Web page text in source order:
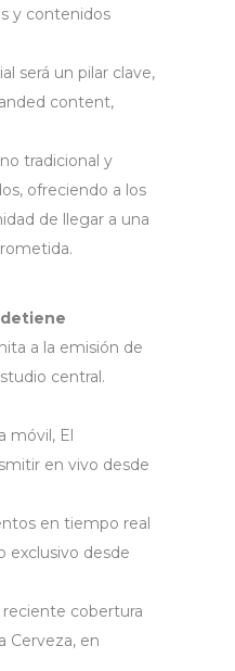
y contenidos
será un pilar clave,
content,
tradicional y
ofreciendo a los
de llegar a una
a la emisión de
central.
móvil, El
en vivo desde
en tiempo real
exclusivo desde
cobertura
Cerveza, en